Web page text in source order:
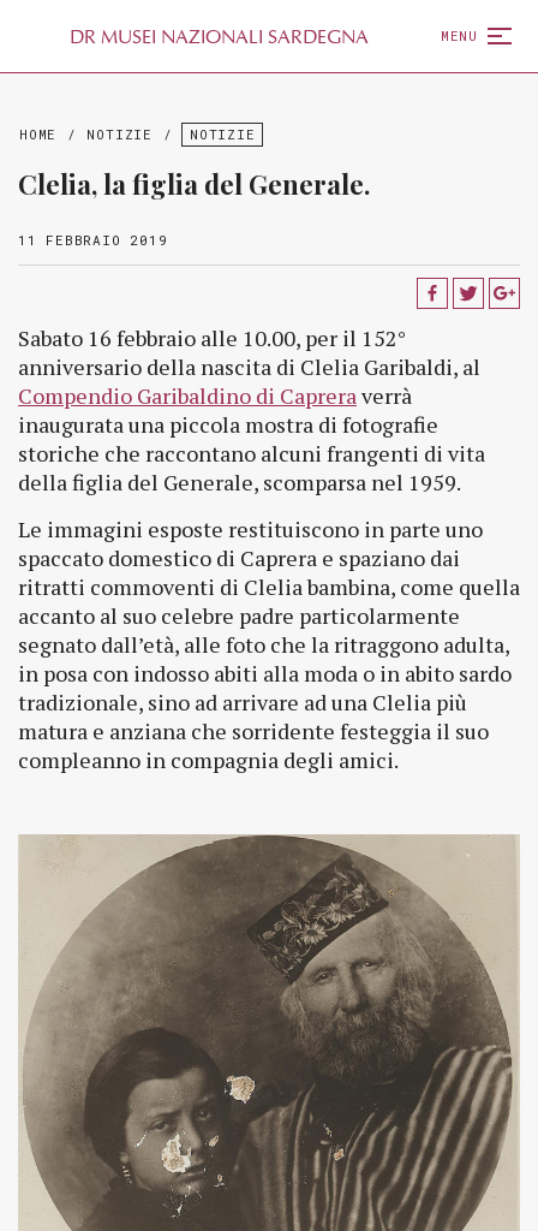
DR MUSEI NAZIONALI SARDEGNA MENU
HOME / NOTIZIE / NOTIZIE
Clelia, la figlia del Generale.
11 FEBBRAIO 2019
Sabato 16 febbraio alle 10.00, per il 152°
anniversario della nascita di Clelia Garibaldi, al
Compendio Garibaldino di Capreraverrà
inaugurata una piccola mostra di fotografie
storiche che raccontano alcuni frangenti di vita
della figlia del Generale, scomparsa nel 1959.
Le immagini esposte restituiscono in parte uno
spaccato domestico di Caprera e spaziano dai
ritratti commoventi di Clelia bambina, come quella
accanto al suo celebre padre particolarmente
segnato dall’età, alle foto che la ritraggono adulta,
in posa con indosso abiti alla moda o in abito sardo
tradizionale, sino ad arrivare ad una Clelia più
matura e anziana che sorridente festeggia il suo
compleanno in compagnia degli amici.